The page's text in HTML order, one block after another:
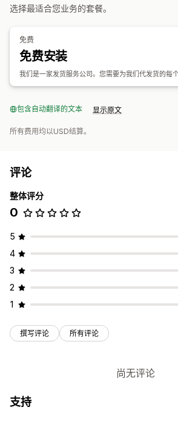
选择最适合您业务的套餐。
免费
免费安装
我们是一家发货服务公司。您需要为我们代发货的每
包含自动翻译的文本 显示原文
所有费用均以USD结算。
评论
整体评分
0
5
4
3
2
1
撰写评论 所有评论
尚无评论
支持